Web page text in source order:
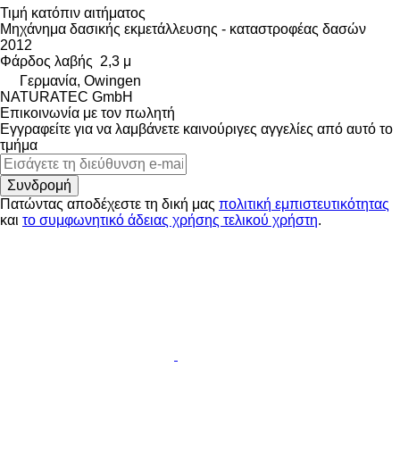
Τιμή κατόπιν αιτήματος
Μηχάνημα δασικής εκμετάλλευσης - καταστροφέας δασών
2012
Φάρδος λαβής 2,3 μ
Γερμανία, Owingen
NATURATEC GmbH
Επικοινωνία με τον πωλητή
Εγγραφείτε για να λαμβάνετε καινούριγες αγγελίες από αυτό το
τμήμα
Συνδρομή
Πατώντας αποδέχεστε τη δική μας πολιτική εμπιστευτικότητας
και το συμφωνητικό άδειας χρήσης τελικού χρήστη.